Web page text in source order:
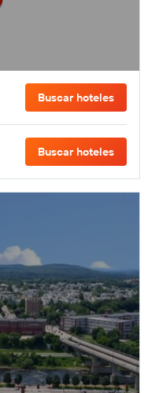
Buscar hoteles
Buscar hoteles